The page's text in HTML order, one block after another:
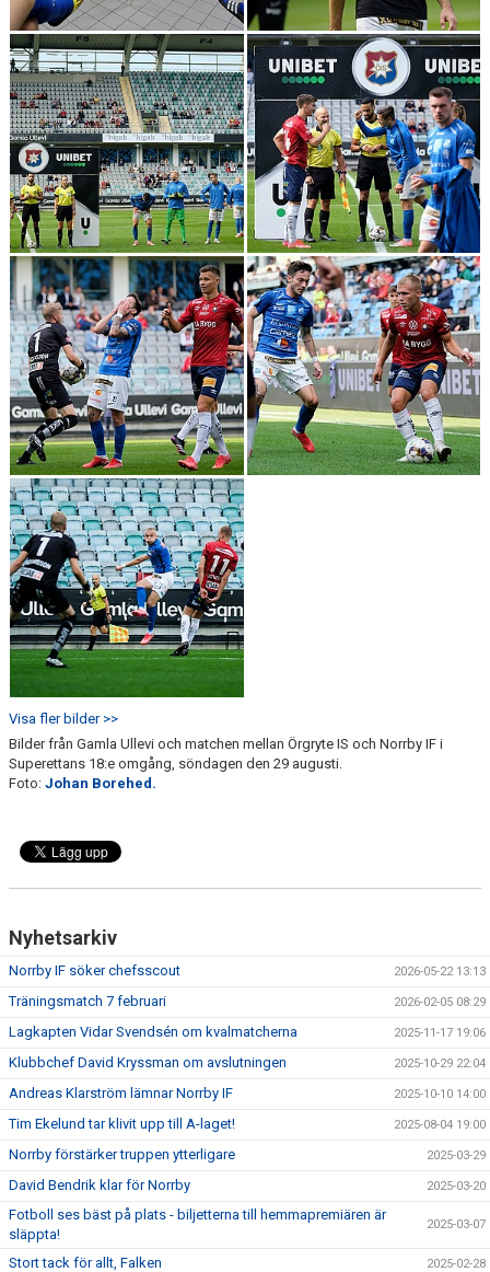
Visa fler bilder >>
Bilder från Gamla Ullevi och matchen mellan Örgryte IS och Norrby IF i
Superettans 18:e omgång, söndagen den 29 augusti.
Foto: Johan Borehed.
Nyhetsarkiv
Norrby IF söker chefsscout 2026-05-22 13:13
Träningsmatch 7 februari 2026-02-05 08:29
Lagkapten Vidar Svendsén om kvalmatcherna 2025-11-17 19:06
Klubbchef David Kryssman om avslutningen 2025-10-29 22:04
Andreas Klarström lämnar Norrby IF 2025-10-10 14:00
Tim Ekelund tar klivit upp till A-laget! 2025-08-04 19:00
Norrby förstärker truppen ytterligare 2025-03-29
David Bendrik klar för Norrby 2025-03-20
Fotboll ses bäst på plats - biljetterna till hemmapremiären är
släppta!
2025-03-07
Stort tack för allt, Falken 2025-02-28